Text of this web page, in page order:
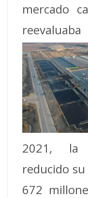
mercado
reevaluaba
2021, la
reducido
672